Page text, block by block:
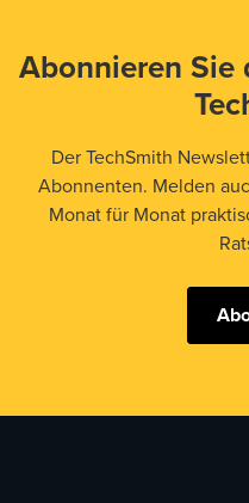
Abonnieren Sie
Der TechSmith
Abonnenten. Melden
Monat für Monat